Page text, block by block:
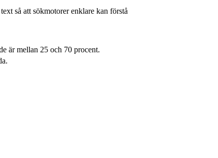
så att sökmotorer enklare kan förstå
är mellan 25 och 70 procent.